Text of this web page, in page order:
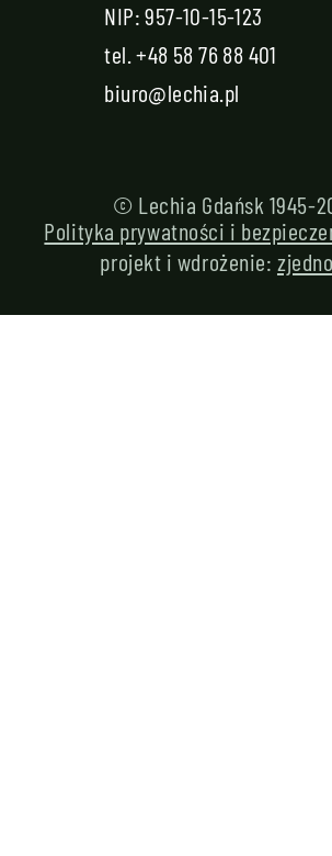
NIP: 957-10-15-123
tel.+48 58 76 88 401
biuro@lechia.pl
© Lechia Gdańsk 1945-
Polityka prywatności i
projekt i wdrożenie: